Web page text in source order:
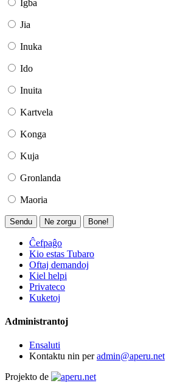
Igba
Jia
Inuka
Ido
Inuita
Kartvela
Konga
Kuja
Gronlanda
Maoria
Sendu Ne zorgu Bone!
Ĉefpaĝo
Kio estas Tubaro
Oftaj demandoj
Kiel helpi
Privateco
Kuketoj
Administrantoj
Ensaluti
Kontaktu nin peradmin@aperu.net
Projekto de